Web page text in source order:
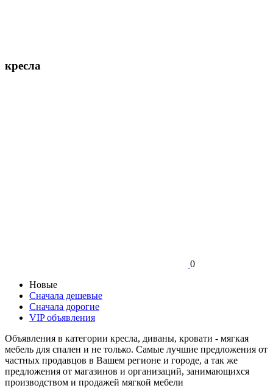
кресла
0
Новые
Сначала дешевые
Сначала дорогие
VIP объявления
Объявления в категории кресла, диваны, кровати - мягкая
мебель для спален и не только. Самые лучшие предложения от
частных продавцов в Вашем регионе и городе, а так же
предложения от магазинов и организаций, занимающихся
производством и продажей мягкой мебели